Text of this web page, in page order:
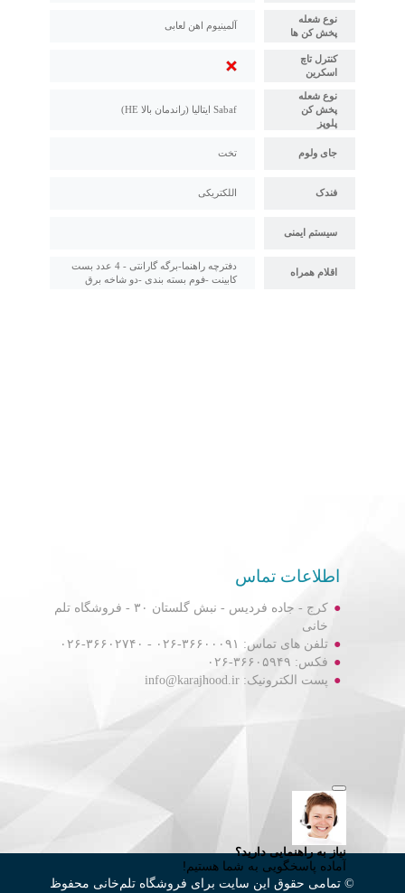
نوع شعله
پخش کن ها
آلمینیوم اهن لعابی
کنترل تاچ
اسکرین
نوع شعله
پخش کن
پلوپز
Sabaf ایتالیا (راندمان بالا HE)
جای ولوم تخت
فندک اللکتریکی
سیستم ایمنی
اقلام همراه
دفترچه راهنما-برگه گارانتی - 4 عدد بست
کابینت -فوم بسته بندی -دو شاخه برق
اطلاعات تماس
کرج - جاده فردیس - نبش گلستان ۳۰ - فروشگاه تلم
خانی
تلفن های تماس: ۳۶۶۰۰۰۹۱-۰۲۶ - ۳۶۶۰۲۷۴۰-۰۲۶
فکس: ۳۶۶۰۵۹۴۹-۰۲۶
پست الکترونیک: info@karajhood.ir
© تمامی حقوق این سایت برای فروشگاه تلم‌خانی محفوظ